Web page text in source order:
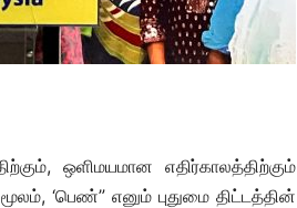
ஒளிமயமான எதிர்காலத்திற்கும்
‘பெண்” எனும் புதுமை திட்டத்தின்